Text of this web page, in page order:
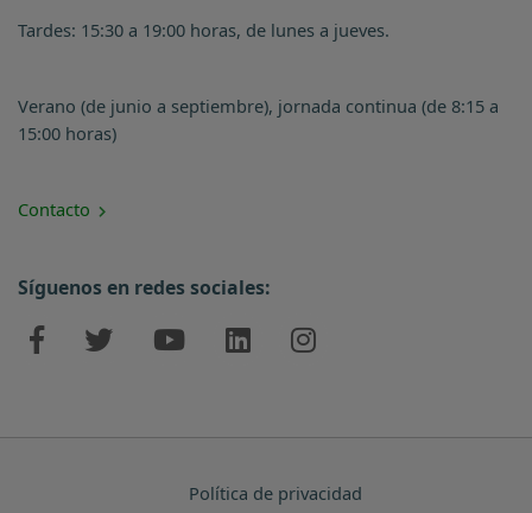
Tardes: 15:30 a 19:00 horas, de lunes a jueves.
Verano (de junio a septiembre), jornada continua (de 8:15 a
15:00 horas)
Contacto
Síguenos en redes sociales:
Política de privacidad